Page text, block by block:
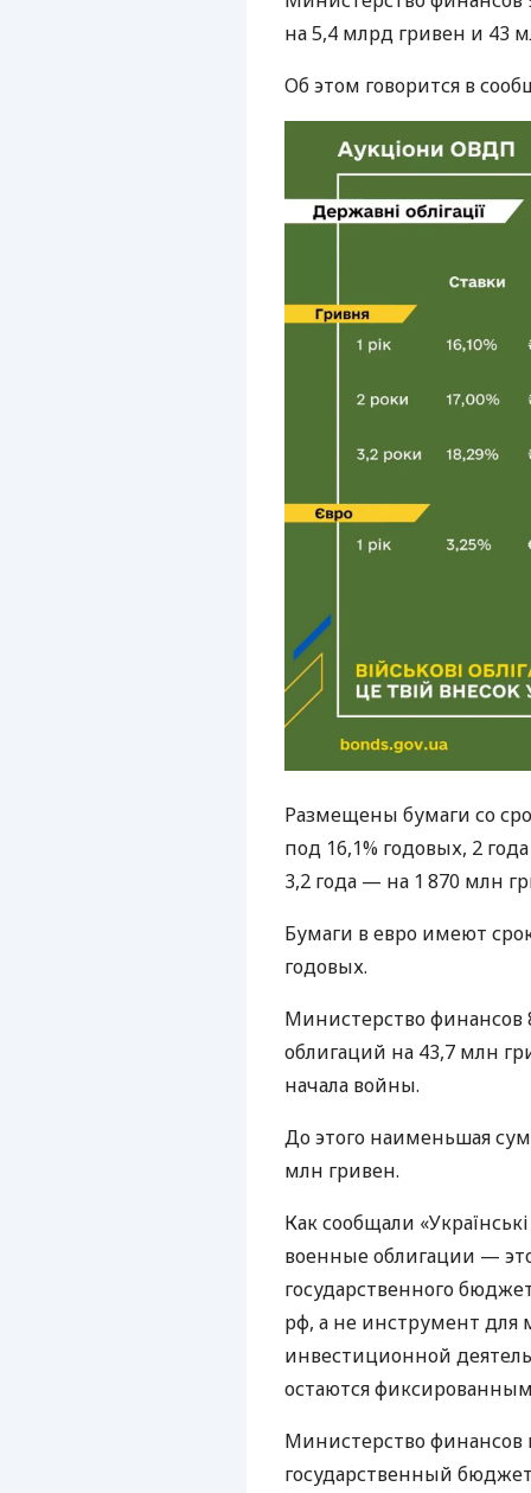
на 5,4 млрд гривен и 43
Об этом говорится в
Размещены бумаги со
под 16,1% годовых, 2
3,2 года — на 1 870 млн
Бумаги в евро имеют
годовых.
Министерство финансов
облигаций на 43,7 млн
начала войны.
До этого наименьшая
млн гривен.
Как сообщали
военные облигации —
государственного
рф, а не инструмент для
инвестиционной
остаются
Министерство
государственный